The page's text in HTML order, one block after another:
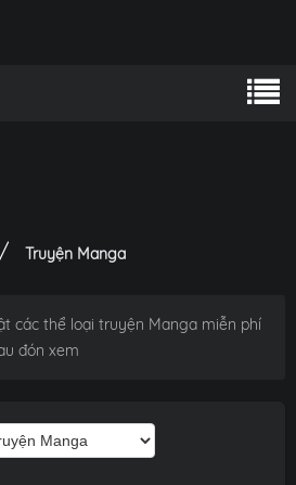
Truyện Manga
các thể loại truyện Manga miễn phí
đón xem